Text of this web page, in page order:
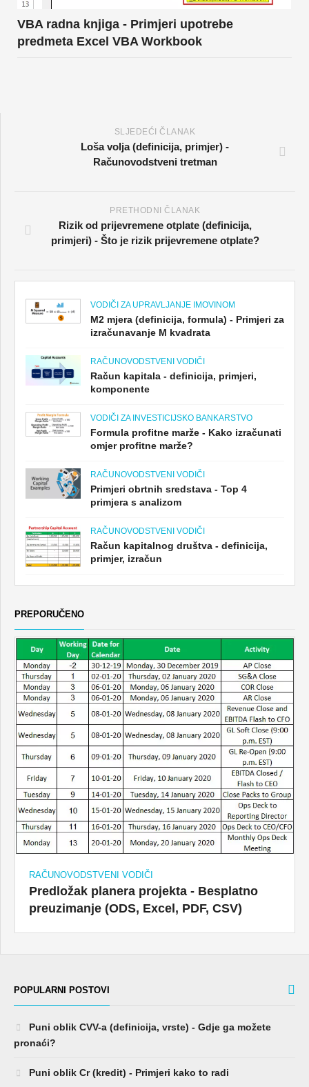
VBA radna knjiga - Primjeri upotrebe
predmeta Excel VBA Workbook
SLJEDEĆI ČLANAK
Loša volja (definicija, primjer) -
Računovodstveni tretman
PRETHODNI ČLANAK
Rizik od prijevremene otplate (definicija,
primjeri) - Što je rizik prijevremene otplate?
VODIČI ZA UPRAVLJANJE IMOVINOM
M2 mjera (definicija, formula) - Primjeri za
izračunavanje M kvadrata
RAČUNOVODSTVENI VODIČI
Račun kapitala - definicija, primjeri,
komponente
VODIČI ZA INVESTICIJSKO BANKARSTVO
Formula profitne marže - Kako izračunati
omjer profitne marže?
RAČUNOVODSTVENI VODIČI
Primjeri obrtnih sredstava - Top 4
primjera s analizom
RAČUNOVODSTVENI VODIČI
Račun kapitalnog društva - definicija,
primjer, izračun
PREPORUČENO
RAČUNOVODSTVENI VODIČI
Predložak planera projekta - Besplatno
preuzimanje (ODS, Excel, PDF, CSV)
POPULARNI POSTOVI
Puni oblik CVV-a (definicija, vrste) - Gdje ga možete
pronaći?
Puni oblik Cr (kredit) - Primjeri kako to radi